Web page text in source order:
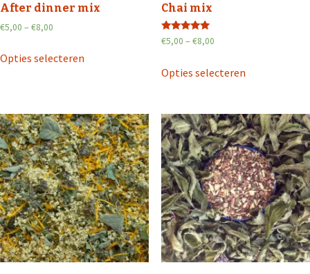
After dinner mix
€5,00 – €8,00
Opties selecteren
Chai mix
Waardering
5.00
€5,00 – €8,00
Opties selecteren